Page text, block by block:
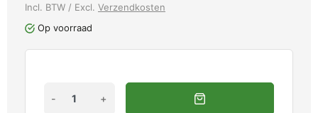
Incl. BTW / Excl. Verzendkosten
Op voorraad
- +